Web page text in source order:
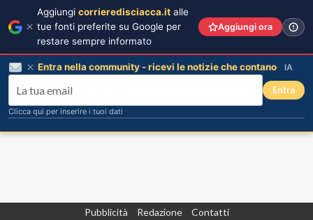
Pubblicità Redazione Contatti
Aggiungi corrieredisciacca.it alle
tue fonti preferite su Google per
restare sempre informato
Aggiungi ora
Entra nella community - ricevi le notizie che contano IA
Entra
Clicca qui per inserire i tuoi dati